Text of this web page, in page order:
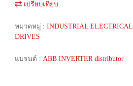
เปรียบเทียบ
หมวดหมู่ : INDUSTRIAL ELECTRICAL
DRIVES
แบรนด์ : ABB INVERTER distributor